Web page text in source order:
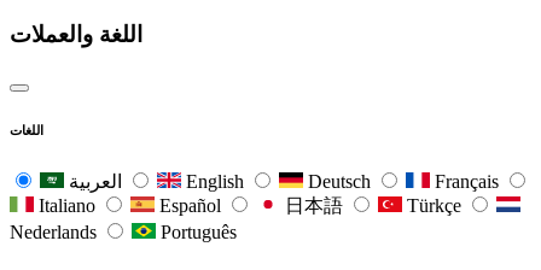
اللغة والعملات
اللغات
English Deutsch
Français
Italiano
Español 日本語
Türkçe
Nederlands
Português